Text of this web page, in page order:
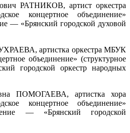
РАТНИКОВ, артист оркестра
концертное объединение»
— «Брянский городской духовой
артистка оркестра МБУК
объединение» (структурное
городской оркестр народных
ПОМОГАЕВА, артистка хора
концертное объединение»
— «Брянский городской